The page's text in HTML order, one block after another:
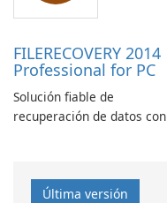
FILERECOVERY 2014
Professional for PC
Solución fiable de
recuperación de datos con
Última versión